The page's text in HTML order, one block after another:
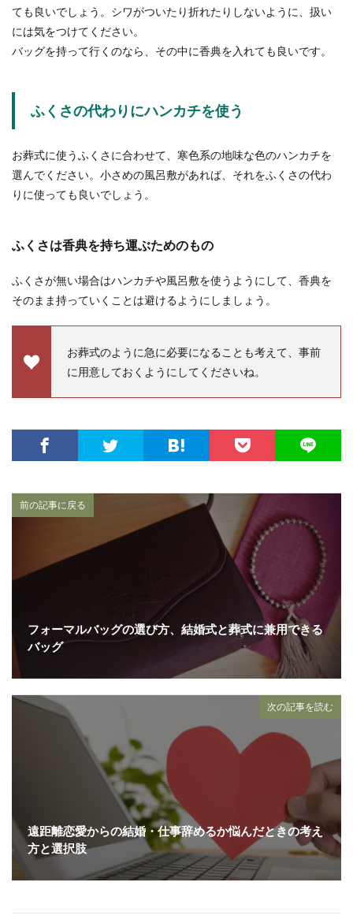
ても良いでしょう。シワがついたり折れたりしないように、扱い
には気をつけてください。
バッグを持って行くのなら、その中に香典を入れても良いです。
ふくさの代わりにハンカチを使う
お葬式に使うふくさに合わせて、寒色系の地味な色のハンカチを
選んでください。小さめの風呂敷があれば、それをふくさの代わ
りに使っても良いでしょう。
ふくさは香典を持ち運ぶためのもの
ふくさが無い場合はハンカチや風呂敷を使うようにして、香典を
そのまま持っていくことは避けるようにしましょう。
お葬式のように急に必要になることも考えて、事前
に用意しておくようにしてくださいね。
前の記事に戻る
フォーマルバッグの選び方、結婚式と葬式に兼用できる
バッグ
次の記事を読む
遠距離恋愛からの結婚・仕事辞めるか悩んだときの考え
方と選択肢